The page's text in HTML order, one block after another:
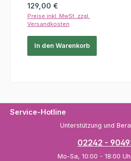
Regulärer Preis:
129,00 €
Preise inkl. MwSt. zzgl.
Versandkosten
In den Warenkorb
Service-Hotline
Unterstützung und
02242 -
Mo-Sa, 10:00 - 18:00